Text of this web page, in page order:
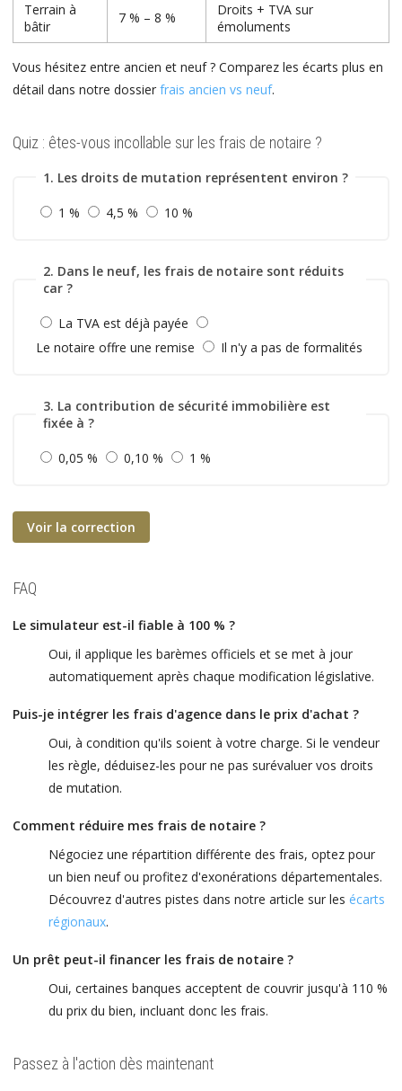
Terrain à
bâtir
7 % – 8 %
Droits + TVA sur
émoluments
Vous hésitez entre ancien et neuf ? Comparez les écarts plus en
détail dans notre dossier frais ancien vs neuf.
Quiz : êtes-vous incollable sur les frais de notaire ?
1. Les droits de mutation représentent environ ?
1 % 4,5 % 10 %
2. Dans le neuf, les frais de notaire sont réduits
car ?
La TVA est déjà payée
Le notaire offre une remise
Il n'y a pas de formalités
3. La contribution de sécurité immobilière est
fixée à ?
0,05 % 0,10 % 1 %
Voir la correction
FAQ
Le simulateur est-il fiable à 100 % ?
Oui, il applique les barèmes officiels et se met à jour
automatiquement après chaque modification législative.
Puis-je intégrer les frais d'agence dans le prix d'achat ?
Oui, à condition qu'ils soient à votre charge. Si le vendeur
les règle, déduisez-les pour ne pas surévaluer vos droits
de mutation.
Comment réduire mes frais de notaire ?
Négociez une répartition différente des frais, optez pour
un bien neuf ou profitez d'exonérations départementales.
Découvrez d'autres pistes dans notre article sur les écarts
régionaux.
Un prêt peut-il financer les frais de notaire ?
Oui, certaines banques acceptent de couvrir jusqu'à 110 %
du prix du bien, incluant donc les frais.
Passez à l'action dès maintenant